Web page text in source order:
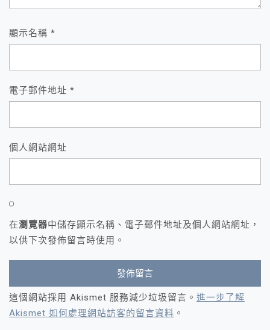
顯示名稱 *
電子郵件地址 *
個人網站網址
在瀏覽器中儲存顯示名稱、電子郵件地址及個人網站網址，
以供下次發佈留言時使用。
這個網站採用 Akismet 服務減少垃圾留言。 進一步了解
Akismet 如何處理網站訪客的留言資料 。